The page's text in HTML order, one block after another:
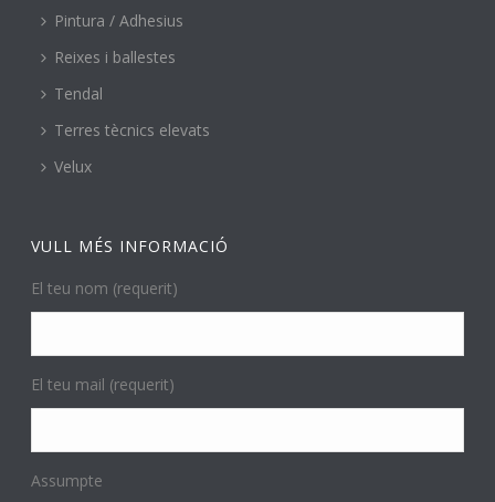
Pintura / Adhesius
Reixes i ballestes
Tendal
Terres tècnics elevats
Velux
VULL MÉS INFORMACIÓ
El teu nom (requerit)
El teu mail (requerit)
Assumpte